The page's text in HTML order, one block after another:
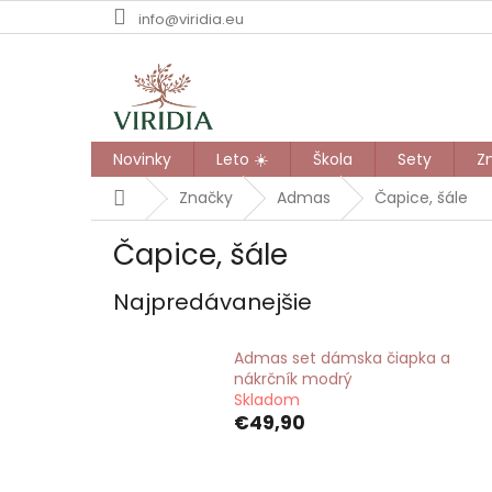
na
info@viridia.eu
Novinky Leto ☀️ Škola Sety
DomovZnačky Admas Čapice, šále
Čapice, šále
Najpredávanejšie
Admas set dámska čiapka a
nákrčník modrý
Skladom
€49,90